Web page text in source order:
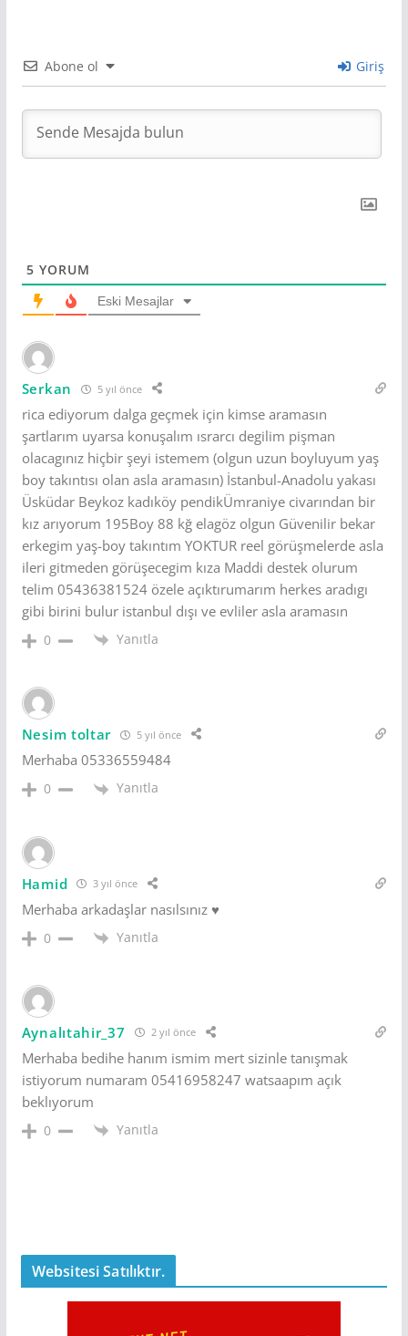
Abone ol Giriş
5 YORUM
Eski Mesajlar
Serkan 5 yıl önce
rica ediyorum dalga geçmek için kimse aramasın
şartlarım uyarsa konuşalım ısrarcı degilim pişman
olacagınız hiçbir şeyi istemem (olgun uzun boyluyum yaş
boy takıntısı olan asla aramasın) İstanbul-Anadolu yakası
Üsküdar Beykoz kadıköy pendikÜmraniye civarından bir
kız arıyorum 195Boy 88 kğ elagöz olgun Güvenilir bekar
erkegim yaş-boy takıntım YOKTUR reel görüşmelerde asla
ileri gitmeden görüşecegim kıza Maddi destek olurum
telim 05436381524 özele açıktırumarım herkes aradıgı
gibi birini bulur istanbul dışı ve evliler asla aramasın
0 Yanıtla
Nesim toltar 5 yıl önce
Merhaba 05336559484
0 Yanıtla
Hamid 3 yıl önce
Merhaba arkadaşlar nasılsınız ♥️
0 Yanıtla
Aynalıtahir_37 2 yıl önce
Merhaba bedihe hanım ismim mert sizinle tanışmak
istiyorum numaram 05416958247 watsaapım açık
beklıyorum
0 Yanıtla
Websitesi Satılıktır.